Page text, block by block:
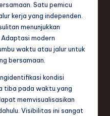
Satu pemicu
kerja yang independen.
menunjukkan
modern
waktu atau jalur untuk
bersamaan.
kondisi
tiba pada waktu yang
memvisualisasikan
Visibilitas ini sangat